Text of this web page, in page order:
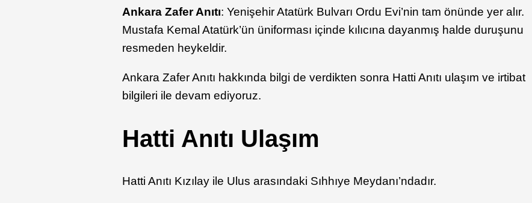
Ankara Zafer Anıtı: Yenişehir Atatürk Bulvarı Ordu Evi’nin tam önünde yer alır.
Mustafa Kemal Atatürk’ün üniforması içinde kılıcına dayanmış halde duruşunu
resmeden heykeldir.
Ankara Zafer Anıtı hakkında bilgi de verdikten sonra Hatti Anıtı ulaşım ve irtibat
bilgileri ile devam ediyoruz.
Hatti Anıtı Ulaşım
Hatti Anıtı Kızılay ile Ulus arasındaki Sıhhıye Meydanı’ndadır.